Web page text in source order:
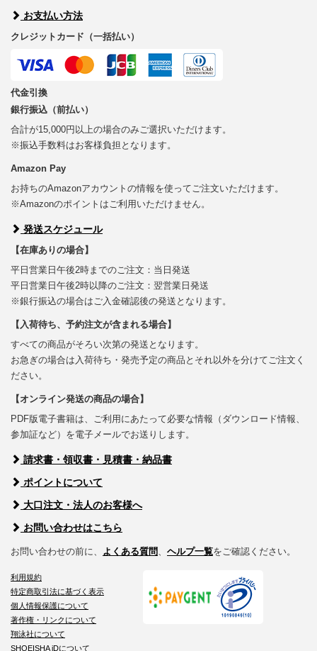
お支払い方法
クレジットカード（一括払い）
代金引換
銀行振込（前払い）
合計が15,000円以上の場合のみご選択いただけます。
※振込手数料はお客様負担となります。
Amazon Pay
お持ちのAmazonアカウントの情報を使ってご注文いただけます。
※Amazonのポイントはご利用いただけません。
発送スケジュール
【在庫ありの場合】
平日営業日午後2時までのご注文：当日発送
平日営業日午後2時以降のご注文：翌営業日発送
※銀行振込の場合はご入金確認後の発送となります。
【入荷待ち、予約注文が含まれる場合】
すべての商品がそろい次第の発送となります。
お急ぎの場合は入荷待ち・発売予定の商品とそれ以外を分けてご注文く
ださい。
【オンライン発送の商品の場合】
PDF版電子書籍は、ご利用にあたって必要な情報（ダウンロード情報、
参加証など）を電子メールでお送りします。
請求書・領収書・見積書・納品書
ポイントについて
大口注文・法人のお客様へ
お問い合わせはこちら
お問い合わせの前に、 よくある質問 ヘルプ一覧をご確認ください。
利用規約
特定商取引法に基づく表示
個人情報保護について
著作権・リンクについて
翔泳社について
SHOEISHA iDについて